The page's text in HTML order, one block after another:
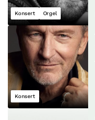
Konsert Orgel
Konsert